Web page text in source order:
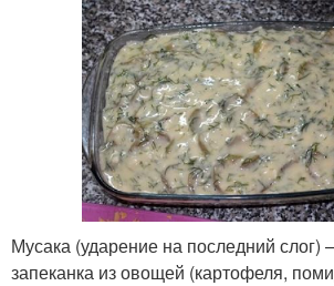
Мусака (ударение на последний слог)
запеканка из овощей (картофеля,